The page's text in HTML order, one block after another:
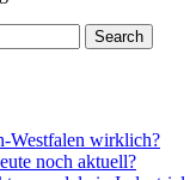
Search
Westfalen wirklich?
noch aktuell?